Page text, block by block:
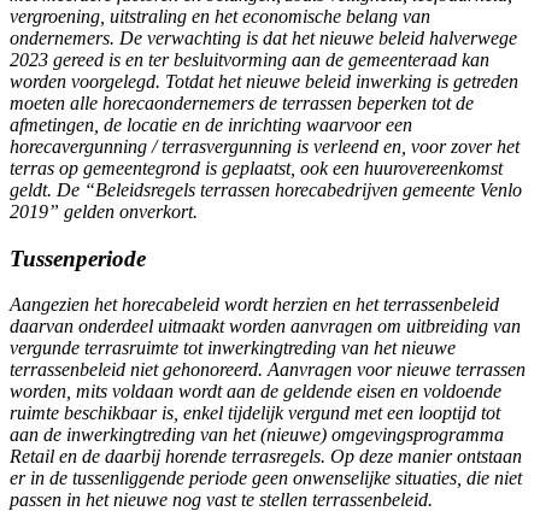
vergroening, uitstraling en het economische belang van
ondernemers. De verwachting is dat het nieuwe beleid halverwege
2023 gereed is en ter besluitvorming aan de gemeenteraad kan
worden voorgelegd. Totdat het nieuwe beleid inwerking is getreden
moeten alle horecaondernemers de terrassen beperken tot de
afmetingen, de locatie en de inrichting waarvoor een
horecavergunning / terrasvergunning is verleend en, voor zover het
terras op gemeentegrond is geplaatst, ook een huurovereenkomst
geldt. De “Beleidsregels terrassen horecabedrijven gemeente Venlo
2019” gelden onverkort.
Tussenperiode
Aangezien het horecabeleid wordt herzien en het terrassenbeleid
daarvan onderdeel uitmaakt worden aanvragen om uitbreiding van
vergunde terrasruimte tot inwerkingtreding van het nieuwe
terrassenbeleid niet gehonoreerd. Aanvragen voor nieuwe terrassen
worden, mits voldaan wordt aan de geldende eisen en voldoende
ruimte beschikbaar is, enkel tijdelijk vergund met een looptijd tot
aan de inwerkingtreding van het (nieuwe) omgevingsprogramma
Retail en de daarbij horende terrasregels. Op deze manier ontstaan
er in de tussenliggende periode geen onwenselijke situaties, die niet
passen in het nieuwe nog vast te stellen terrassenbeleid.